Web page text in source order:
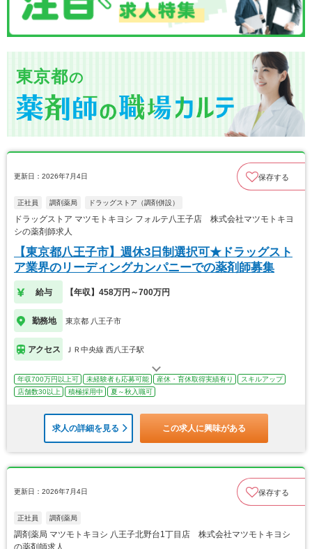
東京都の
更新日：2026年7月4日 保存する
正社員 調剤薬局 ドラッグストア（調剤併設）
ドラッグストア マツモトキヨシ フォルテ八王子店 株式会社マツモトキヨ
シの薬剤師求人
【東京都八王子市】週休3日制選択可★ドラッグスト
ア業界のリーディングカンパニーでの薬剤師募集
給与 【年収】458万円～700万円
勤務地 東京都 八王子市
アクセス ＪＲ中央線 西八王子駅
年収700万円以上可 未経験者も応募可能 産休・育休取得実績有り
スキルアップ
店舗数30以上
積極採用中 夏～秋入職可
求人の詳細を見る この求人に興味がある
更新日：2026年7月4日 保存する
正社員 調剤薬局
調剤薬局 マツモトキヨシ 八王子北野台1丁目店 株式会社マツモトキヨシ
の薬剤師求人